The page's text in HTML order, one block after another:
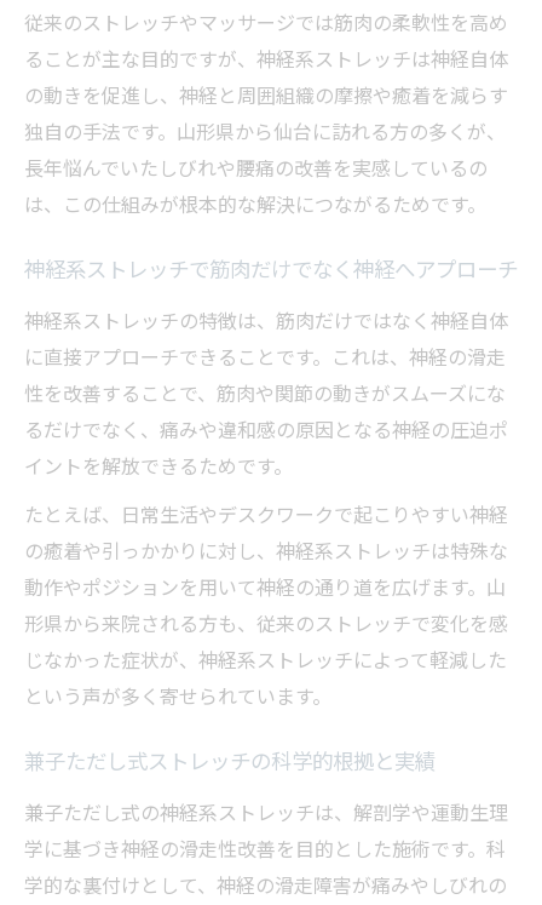
従来のストレッチやマッサージでは筋肉の柔軟性を高め
ることが主な目的ですが、神経系ストレッチは神経自体
の動きを促進し、神経と周囲組織の摩擦や癒着を減らす
独自の手法です。山形県から仙台に訪れる方の多くが、
長年悩んでいたしびれや腰痛の改善を実感しているの
は、この仕組みが根本的な解決につながるためです。
神経系ストレッチで筋肉だけでなく神経へアプローチ
神経系ストレッチの特徴は、筋肉だけではなく神経自体
に直接アプローチできることです。これは、神経の滑走
性を改善することで、筋肉や関節の動きがスムーズにな
るだけでなく、痛みや違和感の原因となる神経の圧迫ポ
イントを解放できるためです。
たとえば、日常生活やデスクワークで起こりやすい神経
の癒着や引っかかりに対し、神経系ストレッチは特殊な
動作やポジションを用いて神経の通り道を広げます。山
形県から来院される方も、従来のストレッチで変化を感
じなかった症状が、神経系ストレッチによって軽減した
という声が多く寄せられています。
兼子ただし式ストレッチの科学的根拠と実績
兼子ただし式の神経系ストレッチは、解剖学や運動生理
学に基づき神経の滑走性改善を目的とした施術です。科
学的な裏付けとして、神経の滑走障害が痛みやしびれの